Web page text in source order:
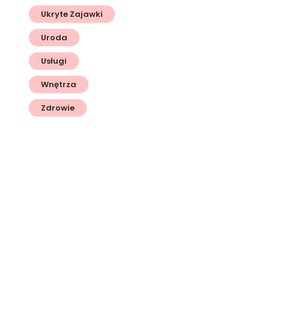
Ukryte Zajawki
Uroda
Usługi
Wnętrza
Zdrowie